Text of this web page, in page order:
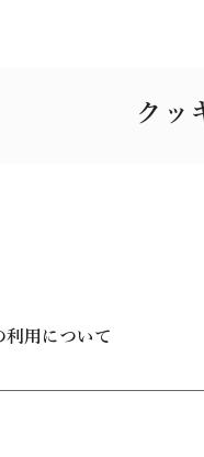
クッ
利用について
利便性向上のため、
客様による本ウェブサ